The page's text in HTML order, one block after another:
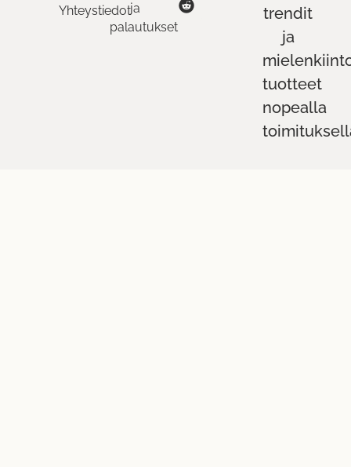
Yhteystiedotja
palautukset
trendit
ja
tuotteet
nopealla